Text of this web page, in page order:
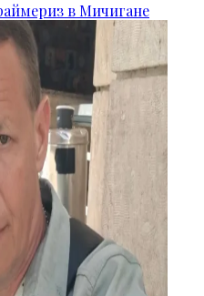
в Мичигане